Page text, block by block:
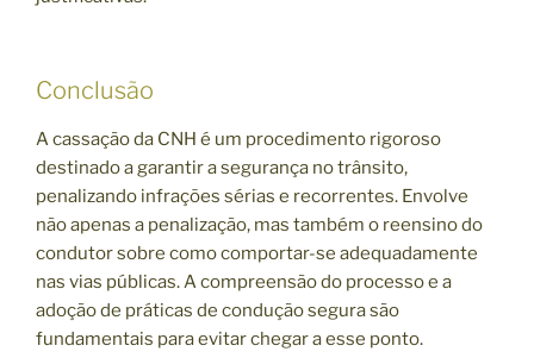
Conclusão
A cassação da CNH é um procedimento rigoroso
destinado a garantir a segurança no trânsito,
penalizando infrações sérias e recorrentes. Envolve
não apenas a penalização, mas também o reensino do
condutor sobre como comportar-se adequadamente
nas vias públicas. A compreensão do processo e a
adoção de práticas de condução segura são
fundamentais para evitar chegar a esse ponto.